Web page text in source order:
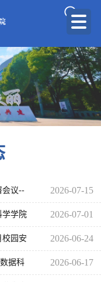
会议-- 2026-07-15
学学院 2026-07-01
校园安 2026-06-24
据科 2026-06-17